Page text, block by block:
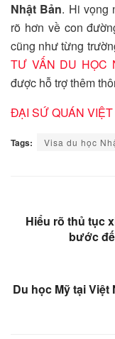
Nhật Bản. Hi vọng
rõ hơn về con
cũng như từng
TƯ VẤN DU HỌC
được hỗ trợ thêm
ĐẠI SỨ QUÁN
Tags: Visa du học
Hiểu rõ thủ tục
bước
Du học Mỹ tại